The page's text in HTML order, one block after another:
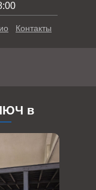
Контакты
в